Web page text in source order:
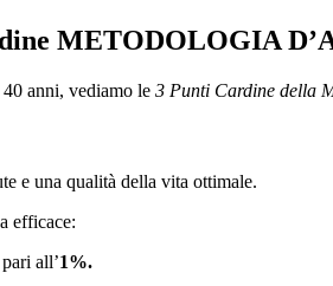
METODOLOGIA
anni, vediamo le 3 Punti Cardine della
e una qualità della vita ottimale.
efficace:
all’1%.